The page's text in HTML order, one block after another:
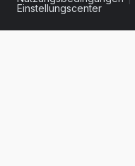
Einstellungscenter